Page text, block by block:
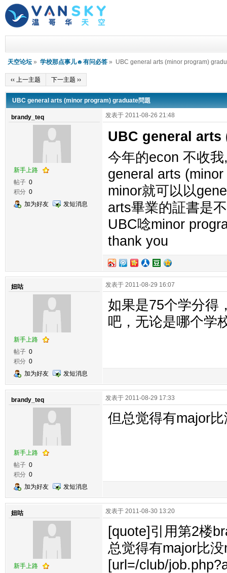
天空论坛 » 学校那点事儿☻有问必答 » UBC general arts (minor program)
‹‹ 上一主题 下一主题 ››
UBC general arts (minor program) graduate問題
brandy_teq
新手上路
帖子 0
积分 0
加为好友
发短消息
发表于 2011-08-26 21:48
UBC general
今年的econ 不收
general arts
minor就可以以
arts畢業的証書是
UBC唸minor
thank you
妞咕
新手上路
帖子 0
积分 0
加为好友
发短消息
发表于 2011-08-29 16:07
如果是75个学分得
吧，无论是哪个学
brandy_teq
新手上路
帖子 0
积分 0
加为好友
发短消息
发表于 2011-08-29 17:33
但总觉得有major
妞咕
新手上路
发表于 2011-08-30 13:20
[quote]引用第2楼
总觉得有major比
[url=/club/